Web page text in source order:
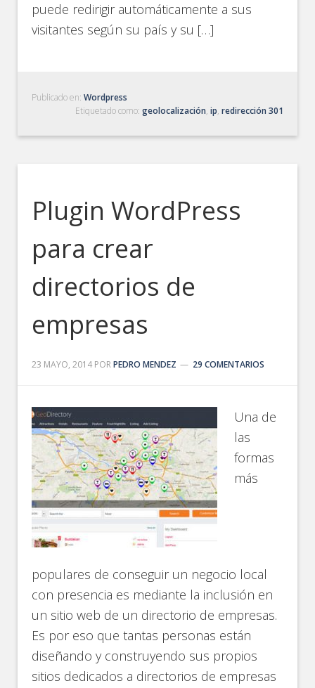
puede redirigir automáticamente a sus
visitantes según su país y su […]
Publicado en:Wordpress
Etiquetado como: geolocalización, ip, redirección 301
Plugin WordPress
para crear
directorios de
empresas
23 MAYO, 2014 PORPEDRO MENDEZ 29 COMENTARIOS
Una de
las
formas
más
populares de conseguir un negocio local
con presencia es mediante la inclusión en
un sitio web de un directorio de empresas.
Es por eso que tantas personas están
diseñando y construyendo sus propios
sitios dedicados a directorios de empresas